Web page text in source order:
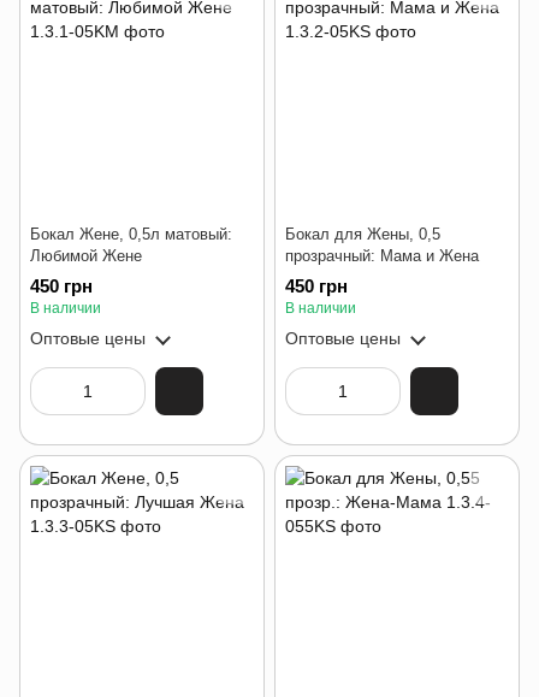
Бокал Жене, 0,5л матовый:
Любимой Жене
450 грн
В наличии
Оптовые цены
Бокал для Жены, 0,5
прозрачный: Мама и Жена
450 грн
В наличии
Оптовые цены